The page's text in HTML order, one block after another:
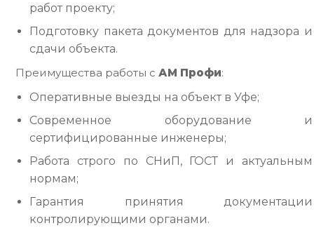
работ проекту;
Подготовку пакета документов для надзора и
сдачи объекта.
Преимущества работы сАМ Профи:
Оперативные выезды на объект в Уфе;
Современное оборудование и
сертифицированные инженеры;
Работа строго по СНиП, ГОСТ и актуальным
нормам;
Гарантия принятия документации
контролирующими органами.